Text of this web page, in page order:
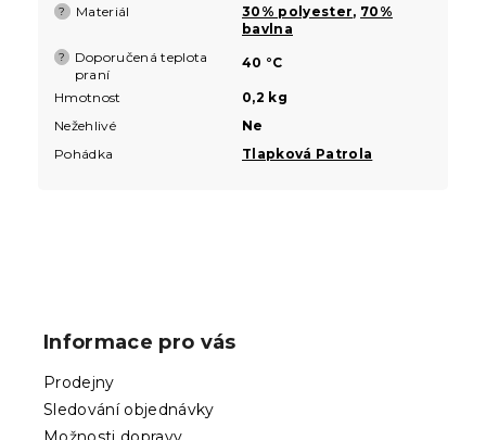
? Materiál 30% polyester, 70%
bavlna
?
Doporučená teplota
praní
40 °C
Hmotnost
0,2 kg
Nežehlivé
Ne
Pohádka
Tlapková Patrola
Informace pro vás
Prodejny
Sledování objednávky